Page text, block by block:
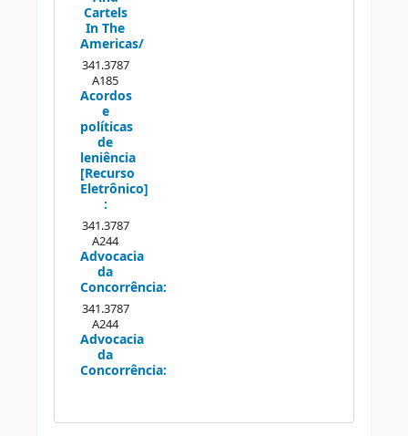
Cartels
In The
Americas/
341.3787
A185
Acordos
e
políticas
de
leniência
[Recurso
Eletrônico]
:
341.3787
A244
Advocacia
da
Concorrência:
341.3787
A244
Advocacia
da
Concorrência: